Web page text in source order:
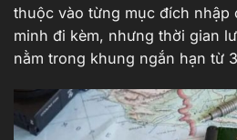
thuộc vào từng mục đích nhập
minh đi kèm, nhưng thời gian
nằm trong khung ngắn hạn từ